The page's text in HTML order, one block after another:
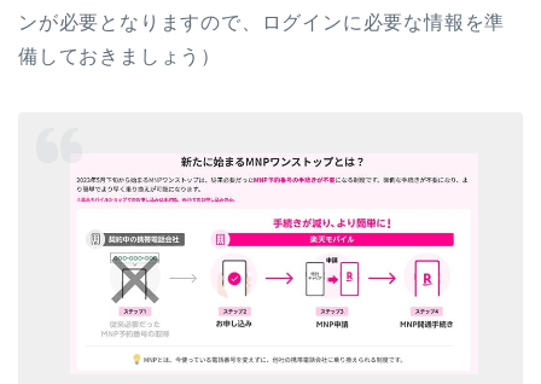
ンが必要となりますので、ログインに必要な情報を準
備しておきましょう）